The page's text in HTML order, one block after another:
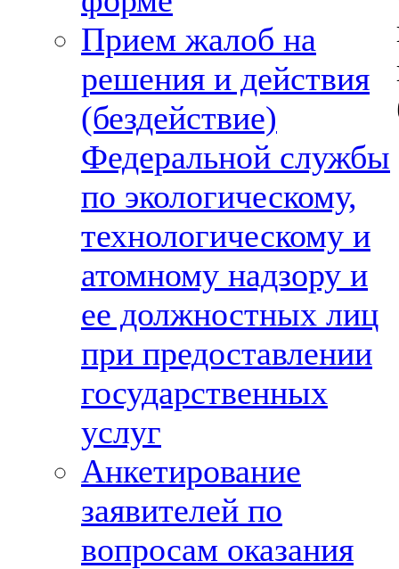
Прием жалоб на
решения и действия
(бездействие)
Федеральной службы
по экологическому,
технологическому и
атомному надзору и
ее должностных лиц
при предоставлении
государственных
услуг
Анкетирование
заявителей по
вопросам оказания